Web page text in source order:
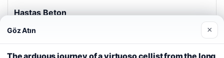
Prenses Night Club
Göz Atın ×
The arduous journey of a virtuoso cellist from the long